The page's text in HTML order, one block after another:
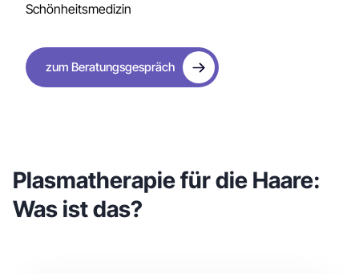
Schönheitsmedizin
zum Beratungsgespräch
Plasmatherapie für die Haare:
Was ist das?